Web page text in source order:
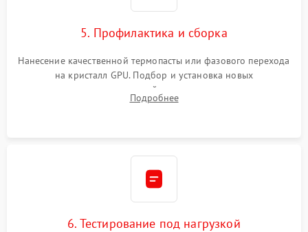
5. Профилактика и сборка
Нанесение качественной термопасты или фазового перехода
на кристалл GPU. Подбор и установка новых
термопрокладок правильной толщины на память и цепи
питания. Монтаж радиатора и бэкплейта, подключение и
Подробнее
6. Тестирование под нагрузкой